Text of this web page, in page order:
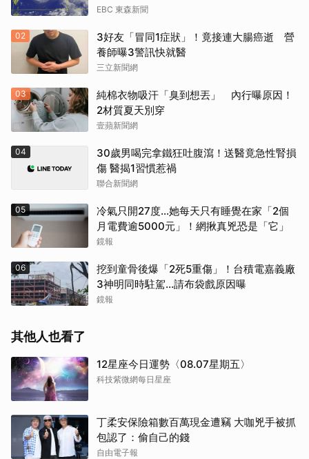
EBC 東森新聞
02
3好友「冒同1症狀」！竟接連大腸癌逝 營
養師曝3警訊快就醫
三立新聞網
03
純棉衣物吸汗「臭到想丟」 內行曝原因！
2材質夏天別穿
壹蘋新聞網
04
30歲男喝完拿鐵狂吐腹瀉！送醫竟急性腎損
傷 醫揭1習慣惹禍
聯合新聞網
05
冷氣只開27度…她每天只有睡覺在家「2個
月電費逾5000元」！網揪真兇恐是「它」
鏡報
06
挖到童骨後爆「2死5重傷」！台積電嘉義廠
3神明同時駐駕...請布袋戲原因曝
鏡報
其他人也看了
12星座今日運勢〈08.07星期五〉
科技紫微網每日星座
丁柔安保險箱數百萬現金遭竊 大咖兇手被抓
包認了：偷自己的錢
自由電子報